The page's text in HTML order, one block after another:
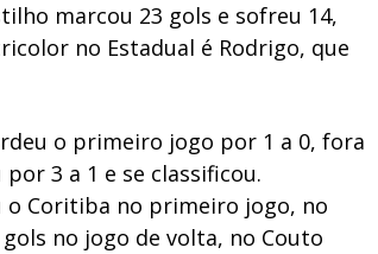
marcou 23 gols e sofreu 14,
no Estadual é Rodrigo, que
o primeiro jogo por 1 a 0, fora
3 a 1 e se classificou.
o Coritiba no primeiro jogo, no
no jogo de volta, no Couto